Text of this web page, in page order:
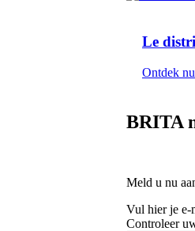
Le
Ontdek nu
BRITA
Meld u nu
Vul hier je e-
Controleer